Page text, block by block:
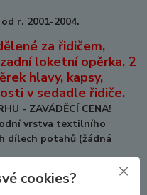
r. 2001-2004.
za řidičem,
loketní opěrka, 2
hlavy, kapsy,
v sedadle řidiče.
- ZAVÁDĚCÍ CENA!
vrstva textilního
dílech potahů (žádná
konkrétní auto je vždy
cookies?